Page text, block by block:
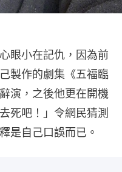
眼小在記仇，因為前
製作的劇集《五福臨
演，之後他更在開機
死吧！」令網民猜測
是自己口誤而已。